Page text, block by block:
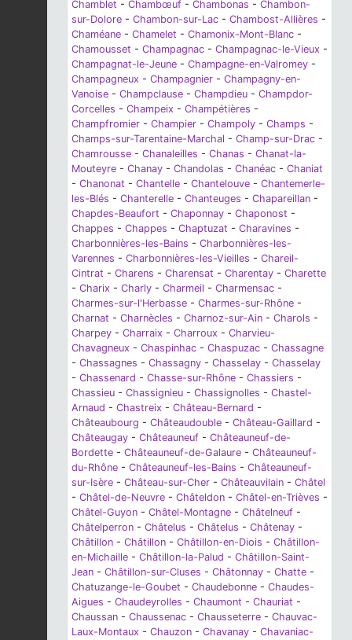
Chamblet - Chambœuf - Chambonas - Chambon-
sur-Dolore - Chambon-sur-Lac - Chambost-Allières -
Chaméane - Chamelet - Chamonix-Mont-Blanc -
Chamousset - Champagnac - Champagnac-le-Vieux -
Champagnat-le-Jeune - Champagne-en-Valromey -
Champagneux - Champagnier - Champagny-en-
Vanoise - Champclause - Champdieu - Champdor-
Corcelles - Champeix - Champétières -
Champfromier - Champier - Champoly - Champs -
Champs-sur-Tarentaine-Marchal - Champ-sur-Drac -
Chamrousse - Chanaleilles - Chanas - Chanat-la-
Mouteyre - Chanay - Chandolas - Chanéac - Chaniat
- Chanonat - Chantelle - Chantelouve - Chantemerle-
les-Blés - Chanterelle - Chanteuges - Chapareillan -
Chapdes-Beaufort - Chaponnay - Chaponost -
Chappes - Chappes - Chaptuzat - Charavines -
Charbonnières-les-Bains - Charbonnières-les-
Varennes - Charbonnières-les-Vieilles - Chareil-
Cintrat - Charens - Charensat - Charentay - Charette
- Charix - Charly - Charmeil - Charmensac -
Charmes-sur-l'Herbasse - Charmes-sur-Rhône -
Charnat - Charnècles - Charnoz-sur-Ain - Charols -
Charpey - Charraix - Charroux - Charvieu-
Chavagneux - Chaspinhac - Chaspuzac - Chassagne
- Chassagnes - Chassagny - Chasselay - Chasselay
- Chassenard - Chasse-sur-Rhône - Chassiers -
Chassieu - Chassignieu - Chassignolles - Chastel-
Arnaud - Chastreix - Château-Bernard -
Châteaubourg - Châteaudouble - Château-Gaillard -
Châteaugay - Châteauneuf - Châteauneuf-de-
Bordette - Châteauneuf-de-Galaure - Châteauneuf-
du-Rhône - Châteauneuf-les-Bains - Châteauneuf-
sur-Isère - Château-sur-Cher - Châteauvilain - Châtel
- Châtel-de-Neuvre - Châteldon - Châtel-en-Trièves -
Châtel-Guyon - Châtel-Montagne - Châtelneuf -
Châtelperron - Châtelus - Châtelus - Châtenay -
Châtillon - Châtillon - Châtillon-en-Diois - Châtillon-
en-Michaille - Châtillon-la-Palud - Châtillon-Saint-
Jean - Châtillon-sur-Cluses - Châtonnay - Chatte -
Chatuzange-le-Goubet - Chaudebonne - Chaudes-
Aigues - Chaudeyrolles - Chaumont - Chauriat -
Chaussan - Chaussenac - Chausseterre - Chauvac-
Laux-Montaux - Chauzon - Chavanay - Chavaniac-